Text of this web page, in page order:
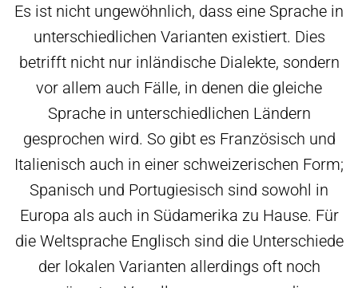
Es ist nicht ungewöhnlich, dass eine Sprache in
unterschiedlichen Varianten existiert. Dies
betrifft nicht nur inländische Dialekte, sondern
vor allem auch Fälle, in denen die gleiche
Sprache in unterschiedlichen Ländern
gesprochen wird. So gibt es Französisch und
Italienisch auch in einer schweizerischen Form;
Spanisch und Portugiesisch sind sowohl in
Europa als auch in Südamerika zu Hause. Für
die Weltsprache Englisch sind die Unterschiede
der lokalen Varianten allerdings oft noch